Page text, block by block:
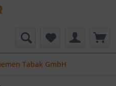
Tabak GmbH